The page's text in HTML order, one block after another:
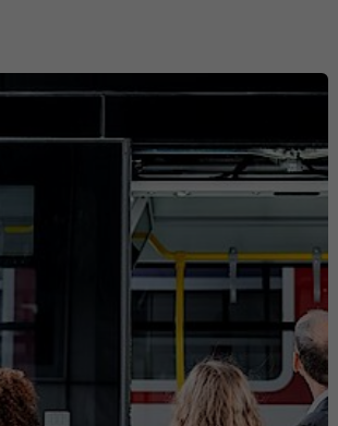
Mit diesem Cookie wird die Einwilligung
von Gästen zur Verwendung von nicht
zwingend erforderlichen Cookies
gespeichert
li_sugr